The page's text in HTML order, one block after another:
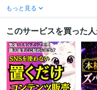
もっと見る
このサービスを買った